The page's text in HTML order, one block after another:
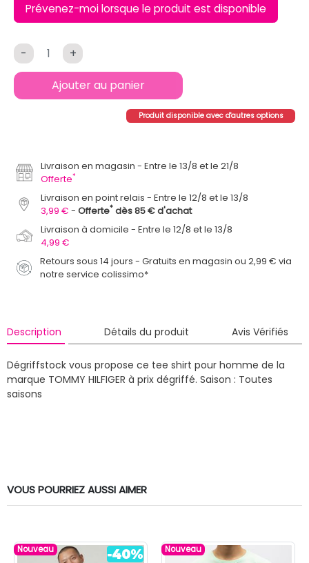
Prévenez-moi lorsque le produit est disponible
- +
Ajouter au panier
Produit disponible avec d'autres options
Livraison en magasin
Entre le 13/8 et le 21/8
Offerte*
Livraison en point relais
Entre le 12/8 et le 13/8
3,99 €
Offerte* dès 85 € d'achat
Livraison à domicile
Entre le 12/8 et le 13/8
4,99 €
Retours sous 14 jours - Gratuits en magasin ou 2,99 € via
notre service colissimo*
Description Détails du produit Avis Vérifiés
Dégriffstock vous propose ce tee shirt pour homme de la
marque TOMMY HILFIGER à prix dégriffé. Saison : Toutes
saisons
VOUS POURRIEZ AUSSI AIMER
Nouveau Nouveau